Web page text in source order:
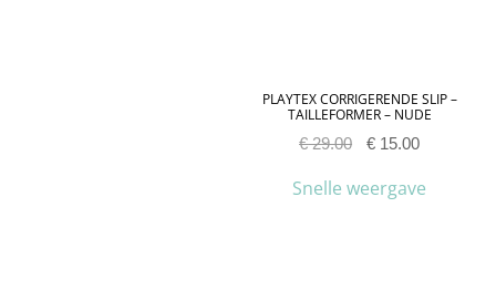
PLAYTEX CORRIGERENDE SLIP –
TAILLEFORMER – NUDE
€29.00 € 15.00
Snelle weergave